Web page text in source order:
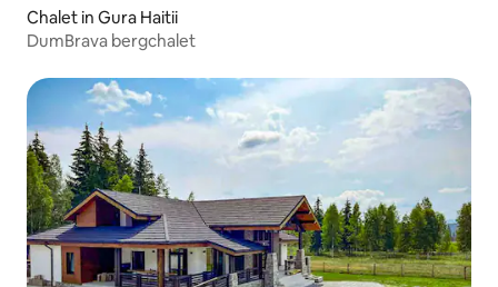
Chalet in Gura Haitii
DumBrava bergchalet